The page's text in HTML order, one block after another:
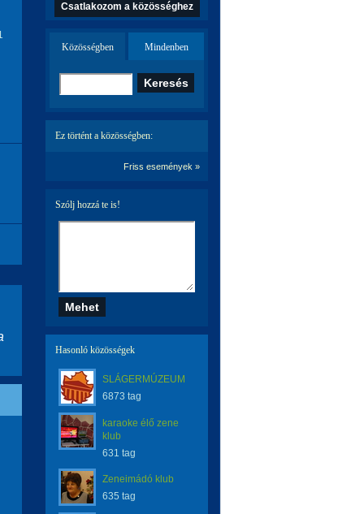
Csatlakozom a közösséghez
Közösségben Mindenben
Ez történt a közösségben:
Friss események »
Szólj hozzá te is!
Hasonló közösségek
SLÁGERMÚZEUM
6873 tag
karaoke élő zene
klub
631 tag
Zeneimádó klub
635 tag